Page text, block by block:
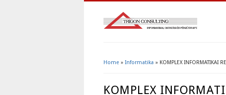
Home » Informatika » KOMPLEX INFORMATIKAI
KOMPLEX